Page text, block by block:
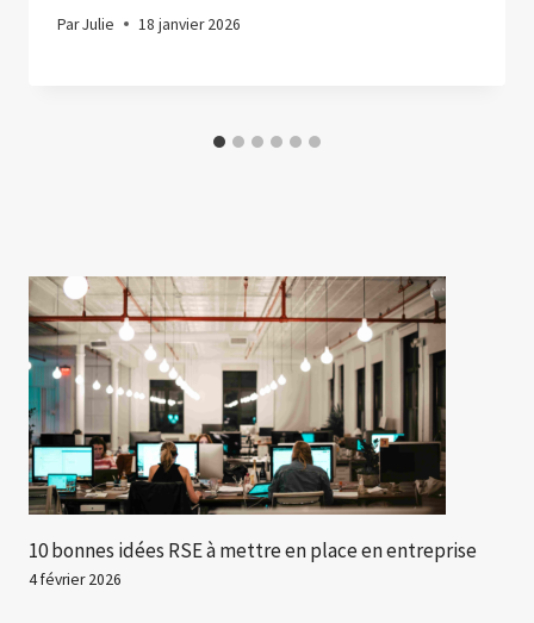
ParJulie 18 janvier 2026
10 bonnes idées RSE à mettre en place en entreprise
4 février 2026